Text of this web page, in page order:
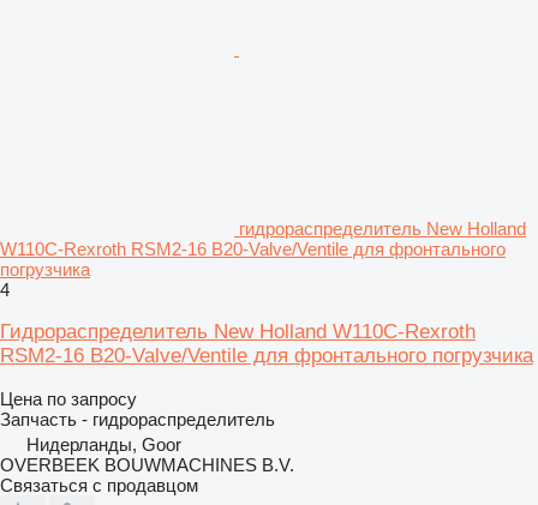
гидрораспределитель New Holland
W110C-Rexroth RSM2-16 B20-Valve/Ventile для фронтального
погрузчика
4
Гидрораспределитель New Holland W110C-Rexroth
RSM2-16 B20-Valve/Ventile для фронтального погрузчика
Цена по запросу
Запчасть - гидрораспределитель
Нидерланды, Goor
OVERBEEK BOUWMACHINES B.V.
Связаться с продавцом